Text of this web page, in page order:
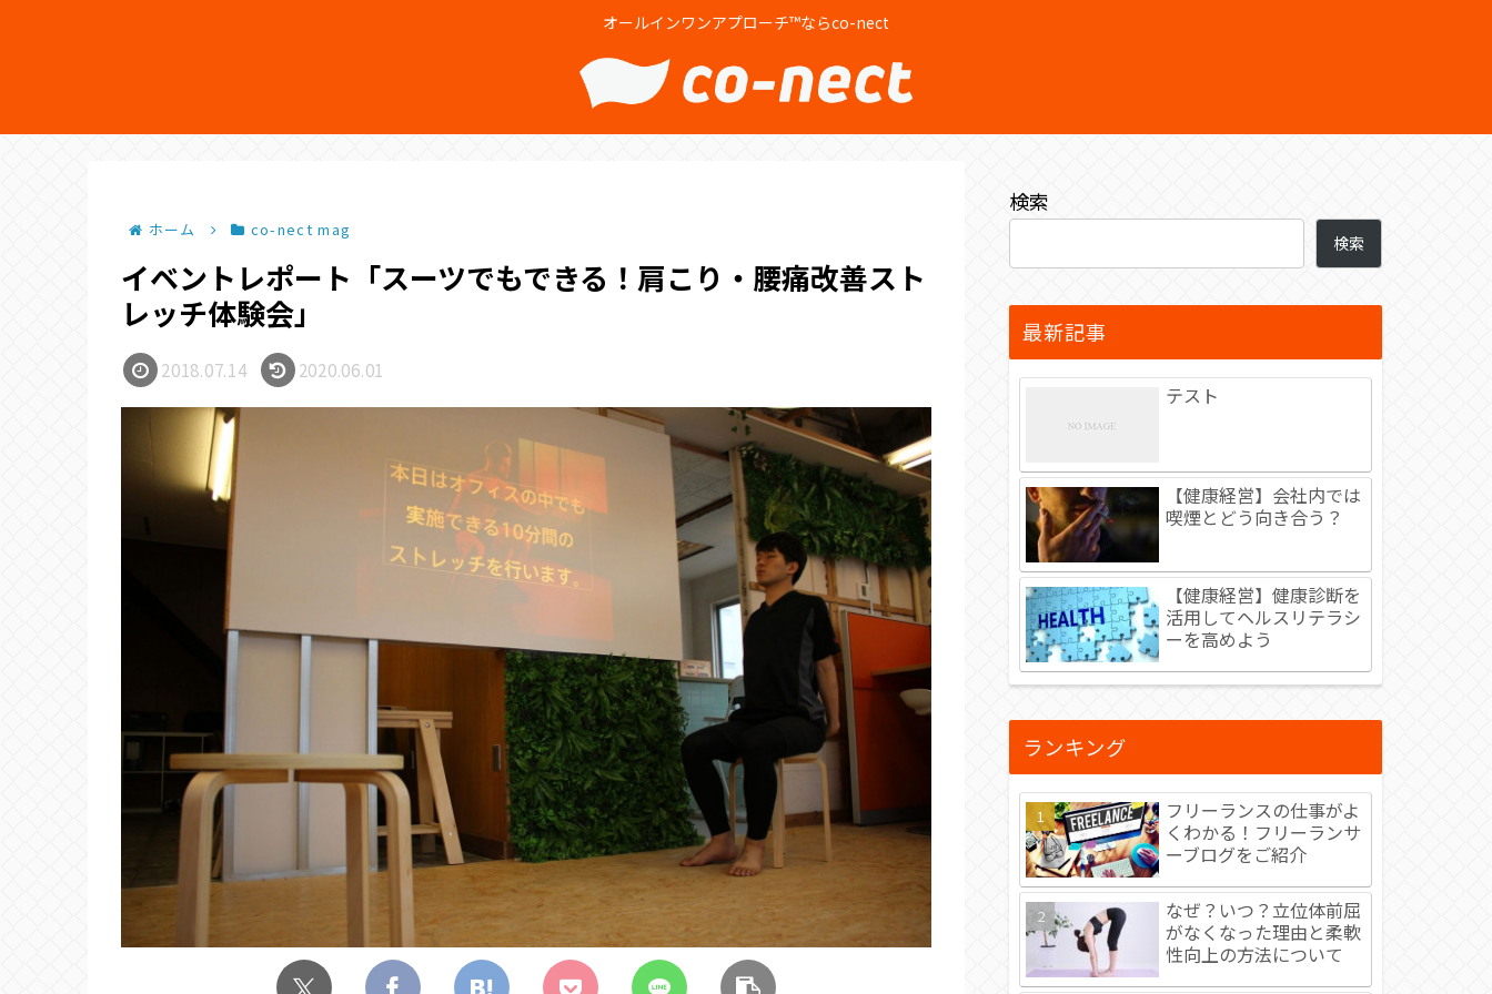
オールインワンアプローチ™ならco-nect
ホーム co-nect mag
イベントレポート「スーツでもできる！肩こり・腰痛改善スト
レッチ体験会」
2018.07.14 2020.06.01
検索
検索
最新記事
テスト
【健康経営】会社内では
喫煙とどう向き合う？
【健康経営】健康診断を
活用してヘルスリテラシ
ーを高めよう
ランキング
フリーランスの仕事がよ
くわかる！フリーランサ
ーブログをご紹介
なぜ？いつ？立位体前屈
がなくなった理由と柔軟
性向上の方法について